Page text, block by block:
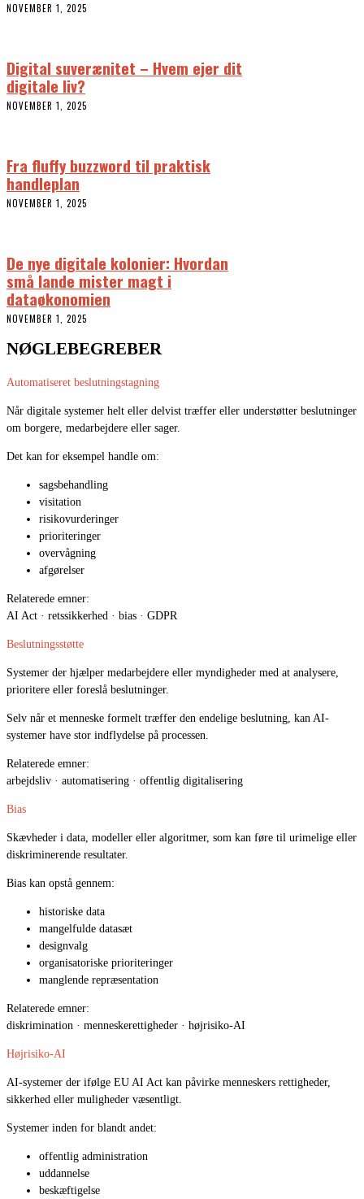
NOVEMBER 1, 2025
Digital suverænitet – Hvem ejer dit
digitale liv?
NOVEMBER 1, 2025
Fra fluffy buzzword til praktisk
handleplan
NOVEMBER 1, 2025
De nye digitale kolonier: Hvordan
små lande mister magt i
dataøkonomien
NOVEMBER 1, 2025
NØGLEBEGREBER
Automatiseret beslutningstagning
Når digitale systemer helt eller delvist træffer eller understøtter beslutninger
om borgere, medarbejdere eller sager.
Det kan for eksempel handle om:
sagsbehandling
visitation
risikovurderinger
prioriteringer
overvågning
afgørelser
Relaterede emner:
AI Act · retssikkerhed · bias · GDPR
Beslutningsstøtte
Systemer der hjælper medarbejdere eller myndigheder med at analysere,
prioritere eller foreslå beslutninger.
Selv når et menneske formelt træffer den endelige beslutning, kan AI-
systemer have stor indflydelse på processen.
Relaterede emner:
arbejdsliv · automatisering · offentlig digitalisering
Bias
Skævheder i data, modeller eller algoritmer, som kan føre til urimelige eller
diskriminerende resultater.
Bias kan opstå gennem:
historiske data
mangelfulde datasæt
designvalg
organisatoriske prioriteringer
manglende repræsentation
Relaterede emner:
diskrimination · menneskerettigheder · højrisiko-AI
Højrisiko-AI
AI-systemer der ifølge EU AI Act kan påvirke menneskers rettigheder,
sikkerhed eller muligheder væsentligt.
Systemer inden for blandt andet:
offentlig administration
uddannelse
beskæftigelse